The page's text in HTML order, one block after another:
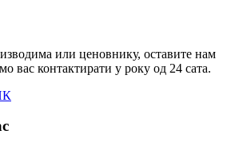
или ценовнику, оставите нам
вас контактирати у року од 24 сата.